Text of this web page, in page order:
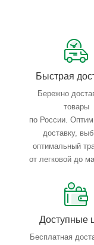
Тройной
Быстрая
Бережно
товары
по России.
доставку,
оптимальный
от легковой до
Доступные
Бесплатная